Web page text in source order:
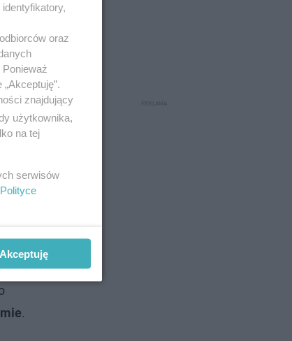
.
oraz
znajdujący
użytkownika,
na tej
serwisów
Polityce
Akceptuję